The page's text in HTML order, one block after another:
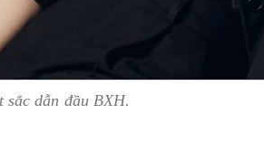
sắc dẫn đầu BXH.